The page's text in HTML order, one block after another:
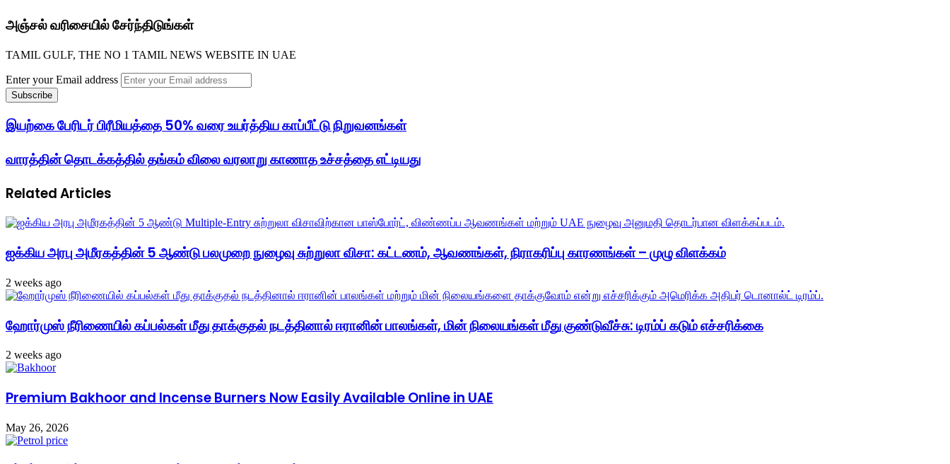
அஞ்சல் வரிசையில் சேர்ந்திடுங்கள்
TAMIL GULF, THE NO 1 TAMIL NEWS WEBSITE IN UAE
Enter your Email address
இயற்கை பேரிடர் பிரீமியத்தை 50% வரை உயர்த்திய காப்பீட்டு நிறுவனங்கள்
வாரத்தின் தொடக்கத்தில் தங்கம் விலை வரலாறு காணாத உச்சத்தை எட்டியது
Related Articles
ஐக்கிய அரபு அமீரகத்தின் 5 ஆண்டு பலமுறை நுழைவு சுற்றுலா விசா: கட்டணம், ஆவணங்கள், நிராகரிப்பு காரணங்கள் – முழு விளக்கம்
2 weeks ago
ஹோர்முஸ் நீரிணையில் கப்பல்கள் மீது தாக்குதல் நடத்தினால் ஈரானின் பாலங்கள், மின் நிலையங்கள் மீது குண்டுவீச்சு: டிரம்ப் கடும் எச்சரிக்கை
2 weeks ago
Premium Bakhoor and Incense Burners Now Easily Available Online in UAE
May 26, 2026